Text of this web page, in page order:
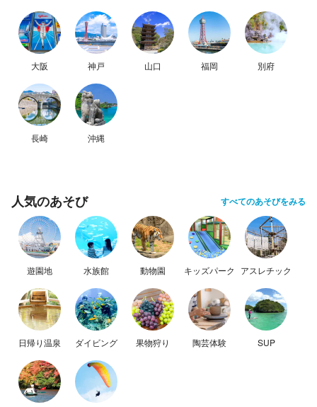
大阪 神戸 山口 福岡 別府
長崎 沖縄
人気のあそび すべてのあそびをみる
遊園地 水族館 動物園 キッズパーク アスレチック
日帰り温泉 ダイビング 果物狩り 陶芸体験 SUP